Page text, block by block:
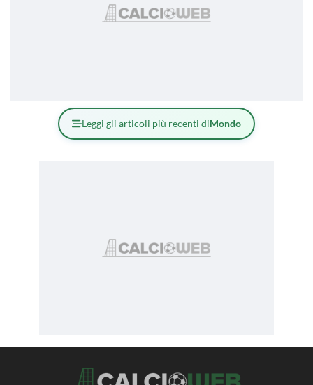
Leggi gli articoli più recenti diMondo